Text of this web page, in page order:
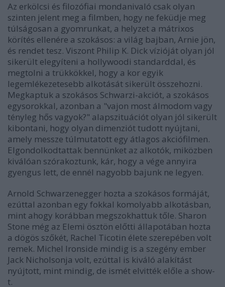
Az erkölcsi és filozófiai mondanivaló csak olyan
szinten jelent meg a filmben, hogy ne feküdje meg
túlságosan a gyomrunkat, a helyzet a mátrixos
körítés ellenére a szokásos: a világ bajban, Arnie jön,
és rendet tesz. Viszont Philip K. Dick vízióját olyan jól
sikerült elegyíteni a hollywoodi standarddal, és
megtolni a trükkökkel, hogy a kor egyik
legemlékezetesebb alkotását sikerült összehozni.
Megkaptuk a szokásos Schwarzi-akciót, a szokásos
egysorokkal, azonban a "vajon most álmodom vagy
tényleg hős vagyok?" alapszituációt olyan jól sikerült
kibontani, hogy olyan dimenziót tudott nyújtani,
amely messze túlmutatott egy átlagos akciófilmen.
Elgondolkodtattak bennünket az alkotók, miközben
kiválóan szórakoztunk, kár, hogy a vége annyira
gyengus lett, de ennél nagyobb bajunk ne legyen.
Arnold Schwarzenegger hozta a szokásos formáját,
ezúttal azonban egy fokkal komolyabb alkotásban,
mint ahogy korábban megszokhattuk tőle. Sharon
Stone még az Elemi ösztön előtti állapotában hozta
a dögös szőkét, Rachel Ticotin élete szerepében volt
remek. Michel Ironside mindig is a szegény ember
Jack Nicholsonja volt, ezúttal is kiváló alakítást
nyújtott, mint mindig, de ismét elvitték előle a show-
t.